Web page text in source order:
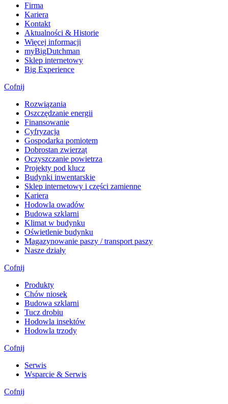
Firma
Kariera
Kontakt
Aktualności & Historie
Więcej informacji
myBigDutchman
Sklep internetowy
Big Experience
Cofnij
Rozwiązania
​Oszczędzanie energii
Finansowanie
Cyfryzacja
Gospodarka pomiotem
Dobrostan zwierząt
Oczyszczanie powietrza
Projekty pod klucz
Budynki inwentarskie
Sklep internetowy i części zamienne
Kariera
Hodowla owadów
Budowa szklarni
Klimat w budynku
Oświetlenie budynku
Magazynowanie paszy / transport paszy
Nasze działy
Cofnij
Produkty
Chów niosek
Budowa szklarni
Tucz drobiu
Hodowla insektów
Hodowla trzody
Cofnij
Serwis
Wsparcie & Serwis
Cofnij